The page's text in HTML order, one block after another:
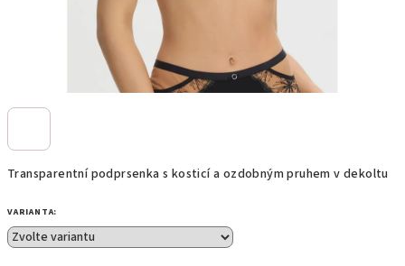
Transparentní podprsenka s kosticí a ozdobným pruhem v dekoltu
VARIANTA: